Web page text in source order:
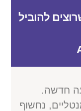
להוביל
חדשה.
נחשוף